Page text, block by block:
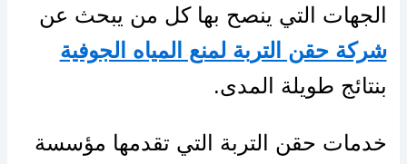
الجهات التي ينصح بها كل من يبحث عن
شركة حقن التربة لمنع المياه الجوفية
بنتائج طويلة المدى.
خدمات حقن التربة التي تقدمها مؤسسة